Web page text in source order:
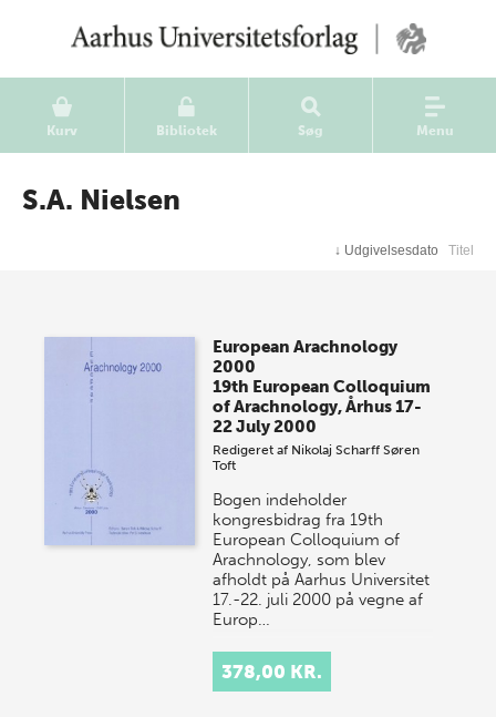
Kurv Bibliotek Søg Menu
S.A. Nielsen
↓ Udgivelsesdato Titel
European Arachnology
2000
19th European Colloquium
of Arachnology, Århus 17-
22 July 2000
Redigeret af Nikolaj Scharff Søren
Toft
Bogen indeholder
kongresbidrag fra 19th
European Colloquium of
Arachnology, som blev
afholdt på Aarhus Universitet
17.-22. juli 2000 på vegne af
Europ…
378,00 KR.